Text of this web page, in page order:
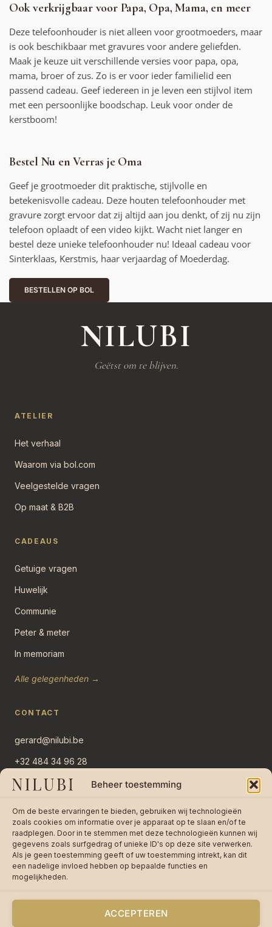
Beheer toestemming
Om de beste ervaringen te bieden, gebruiken wij technologieën
zoals cookies om informatie over je apparaat op te slaan en/of te
raadplegen. Door in te stemmen met deze technologieën kunnen wij
gegevens zoals surfgedrag of unieke ID's op deze site verwerken.
Als je geen toestemming geeft of uw toestemming intrekt, kan dit
een nadelige invloed hebben op bepaalde functies en
mogelijkheden.
ACCEPTEREN
Ook verkrijgbaar voor Papa, Opa, Mama, en meer
Deze telefoonhouder is niet alleen voor grootmoeders, maar
is ook beschikbaar met gravures voor andere geliefden.
Maak je keuze uit verschillende versies voor papa, opa,
mama, broer of zus. Zo is er voor ieder familielid een
passend cadeau. Geef iedereen in je leven een stijlvol item
met een persoonlijke boodschap. Leuk voor onder de
kerstboom!
Bestel Nu en Verras je Oma
Geef je grootmoeder dit praktische, stijlvolle en
betekenisvolle cadeau. Deze houten telefoonhouder met
gravure zorgt ervoor dat zij altijd aan jou denkt, of zij nu zijn
telefoon oplaadt of een video kijkt. Wacht niet langer en
bestel deze unieke telefoonhouder nu! Ideaal cadeau voor
Sinterklaas, Kerstmis, haar verjaardag of Moederdag.
BESTELLEN OP BOL
NILUBI
Geëtst om te blijven.
ATELIER
Het verhaal
Waarom via bol.com
Veelgestelde vragen
Op maat & B2B
CADEAUS
Getuige vragen
Huwelijk
Communie
Peter & meter
In memoriam
Alle gelegenheden →
CONTACT
gerard@nilubi.be
+32 484 34 96 28
Overlaar 11
2382 Ravels, België
Stuur bericht →
reviews op bol.com